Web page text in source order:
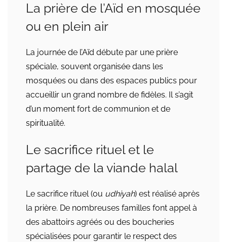
La prière de l’Aïd en mosquée
ou en plein air
La journée de l’Aïd débute par une prière
spéciale, souvent organisée dans les
mosquées ou dans des espaces publics pour
accueillir un grand nombre de fidèles. Il s’agit
d’un moment fort de communion et de
spiritualité.
Le sacrifice rituel et le
partage de la viande halal
Le sacrifice rituel (ou udhiyah) est réalisé après
la prière. De nombreuses familles font appel à
des abattoirs agréés ou des boucheries
spécialisées pour garantir le respect des